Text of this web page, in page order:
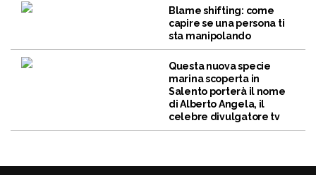
Blame shifting: come
capire se una persona ti
sta manipolando
Questa nuova specie
marina scoperta in
Salento porterà il nome
di Alberto Angela, il
celebre divulgatore tv